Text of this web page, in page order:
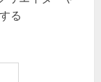
る